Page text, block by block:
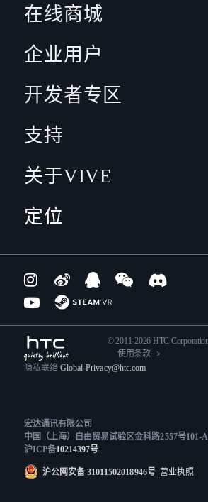
在线商城
企业用户
开发者专区
支持
关于VIVE
定位
© 2011-2026 HTC Corporation
使用条款
隐私联络:Global-Privacy@htc.com
宏达通讯有限公司
中国（上海）自由贸易试验区金科路2557号101-
沪ICP备10214397号
沪公网安备 31011502018946号营业执照